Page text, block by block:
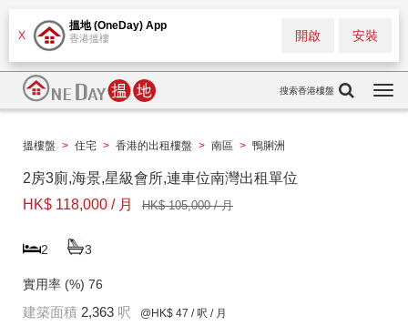
X
搵地 (OneDay) App
香港搵樓 安裝
開啟
搜索香港樓盤
搵樓盤 > 住宅 > 香港的出租樓盤 > 南區 > 鴨脷洲
2房3廁,海景,星級會所,連車位南灣出租單位
HK$ 118,000 / 月
HK$ 105,000 / 月
2 3
實用率 (%) 76
建築面積 2,363 呎 @HK$ 47 / 呎 / 月